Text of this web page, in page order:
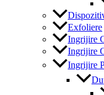
Exfoliere
Ingrijire
Ingrijire
Ingrijire